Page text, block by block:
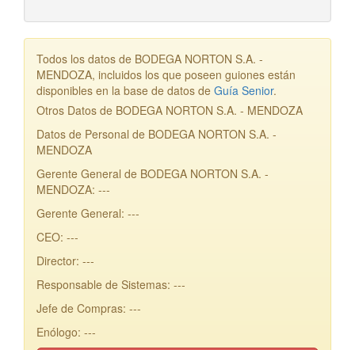
Todos los datos de BODEGA NORTON S.A. -
MENDOZA, incluidos los que poseen guiones están
disponibles en la base de datos de Guía Senior.
Otros Datos de BODEGA NORTON S.A. - MENDOZA
Datos de Personal de BODEGA NORTON S.A. -
MENDOZA
Gerente General de BODEGA NORTON S.A. -
MENDOZA: ---
Gerente General: ---
CEO: ---
Director: ---
Responsable de Sistemas: ---
Jefe de Compras: ---
Enólogo: ---